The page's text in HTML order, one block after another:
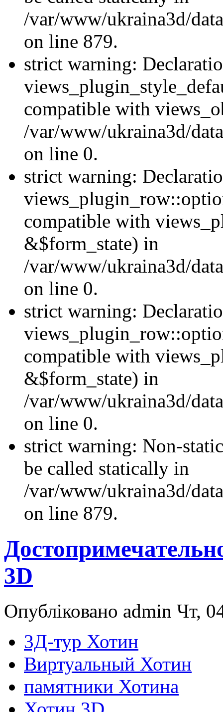
/var/www/ukraina3d/
on line 879.
strict warning:
compatible with
/var/www/ukraina3d/
on line 0.
strict warning:
compatible with
&$form_state) in
/var/www/ukraina3d/
on line 0.
strict warning:
compatible with
&$form_state) in
/var/www/ukraina3d/
on line 0.
strict warning: Non-
be called statically in
/var/www/ukraina3d/
on line 879.
3D
Опубліковано admin Чт,
3Д-тур Хотин
Виртуальный Хотин
памятники Хотина